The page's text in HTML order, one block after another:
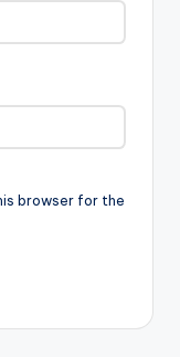
browser for the